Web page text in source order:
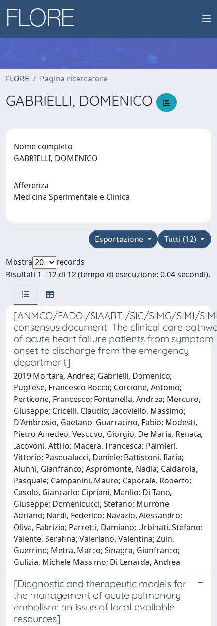
FLORE Pagina ricercatore
GABRIELLI, DOMENICO
Nome completo
GABRIELLI, DOMENICO
Afferenza
Medicina Sperimentale e Clinica
Tutti (12)
Esportazione
Mostra
records
Risultati 1 - 12 di 12 (tempo di esecuzione: 0.04 secondi).
[ANMCO/FADOI/SIAARTI/SIC/SIMG/SIMI/
consensus document: The clinical care
of acute heart failure patients from symptom
onset to discharge from the emergency
department]
2019 Mortara, Andrea; Gabrielli, Domenico;
Pugliese, Francesco Rocco; Corcione, Antonio;
Perticone, Francesco; Fontanella, Andrea; Mercuro,
Giuseppe; Cricelli, Claudio; Iacoviello, Massimo;
D'Ambrosio, Gaetano; Guarracino, Fabio; Modesti,
Pietro Amedeo; Vescovo, Giorgio; De Maria, Renata;
Iacovoni, Attilio; Macera, Francesca; Palmieri,
Vittorio; Pasqualucci, Daniele; Battistoni, Ilaria;
Alunni, Gianfranco; Aspromonte, Nadia; Caldarola,
Pasquale; Campanini, Mauro; Caporale, Roberto;
Casolo, Giancarlo; Cipriani, Manlio; Di Tano,
Giuseppe; Domenicucci, Stefano; Murrone,
Adriano; Nardi, Federico; Navazio, Alessandro;
Oliva, Fabrizio; Parretti, Damiano; Urbinati, Stefano;
Valente, Serafina; Valeriano, Valentina; Zuin,
Guerrino; Metra, Marco; Sinagra, Gianfranco;
Gulizia, Michele Massimo; Di Lenarda, Andrea
[Diagnostic and therapeutic models for
the management of acute pulmonary
embolism: an issue of local available
resources]